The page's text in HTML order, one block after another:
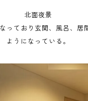
北面夜景
っており玄関、風呂、居
ようになっている。